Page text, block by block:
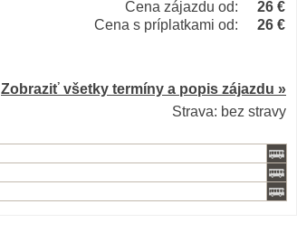
Cena zájazdu od:
26 €
Cena s príplatkami od:
26 €
Zobraziť všetky termíny a popis zájazdu »
Strava: bez stravy